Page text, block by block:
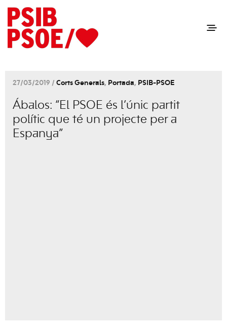
27/03/2019 / Corts Generals, Portada, PSIB-PSOE
Ábalos: “El PSOE és l’únic partit
polític que té un projecte per a
Espanya”